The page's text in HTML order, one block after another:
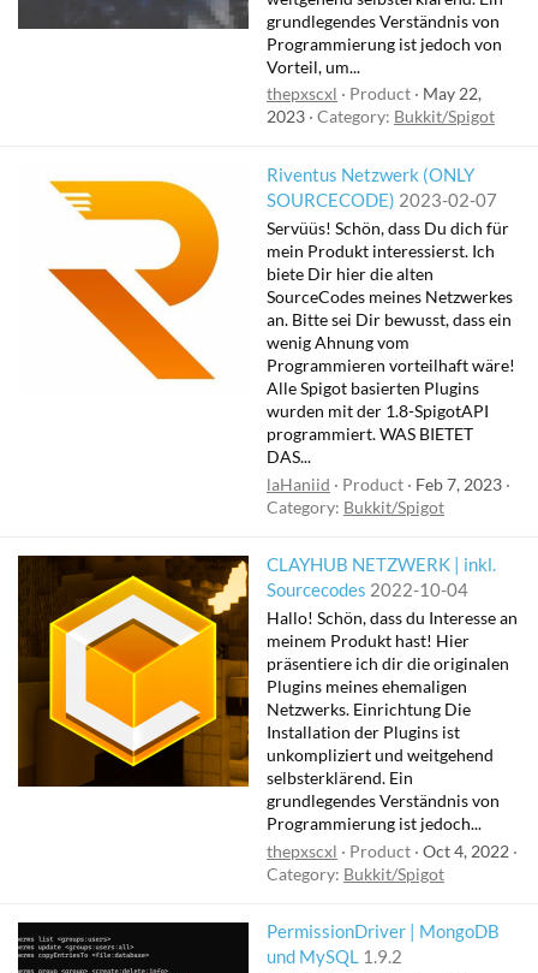
grundlegendes Verständnis von
Programmierung ist jedoch von
Vorteil, um...
thepxscxl
Product
May 22,
2023 Category: Bukkit/Spigot
Riventus Netzwerk (ONLY
SOURCECODE) 2023-02-07
Servüüs! Schön, dass Du dich für
mein Produkt interessierst. Ich
biete Dir hier die alten
SourceCodes meines Netzwerkes
an. Bitte sei Dir bewusst, dass ein
wenig Ahnung vom
Programmieren vorteilhaft wäre!
Alle Spigot basierten Plugins
wurden mit der 1.8-SpigotAPI
programmiert. WAS BIETET
DAS...
laHaniid
Product
Feb 7, 2023
Category: Bukkit/Spigot
CLAYHUB NETZWERK | inkl.
Sourcecodes 2022-10-04
Hallo! Schön, dass du Interesse an
meinem Produkt hast! Hier
präsentiere ich dir die originalen
Plugins meines ehemaligen
Netzwerks. Einrichtung Die
Installation der Plugins ist
unkompliziert und weitgehend
selbsterklärend. Ein
grundlegendes Verständnis von
Programmierung ist jedoch...
thepxscxl
Product Oct 4, 2022
Category: Bukkit/Spigot
PermissionDriver | MongoDB
und MySQL 1.9.2